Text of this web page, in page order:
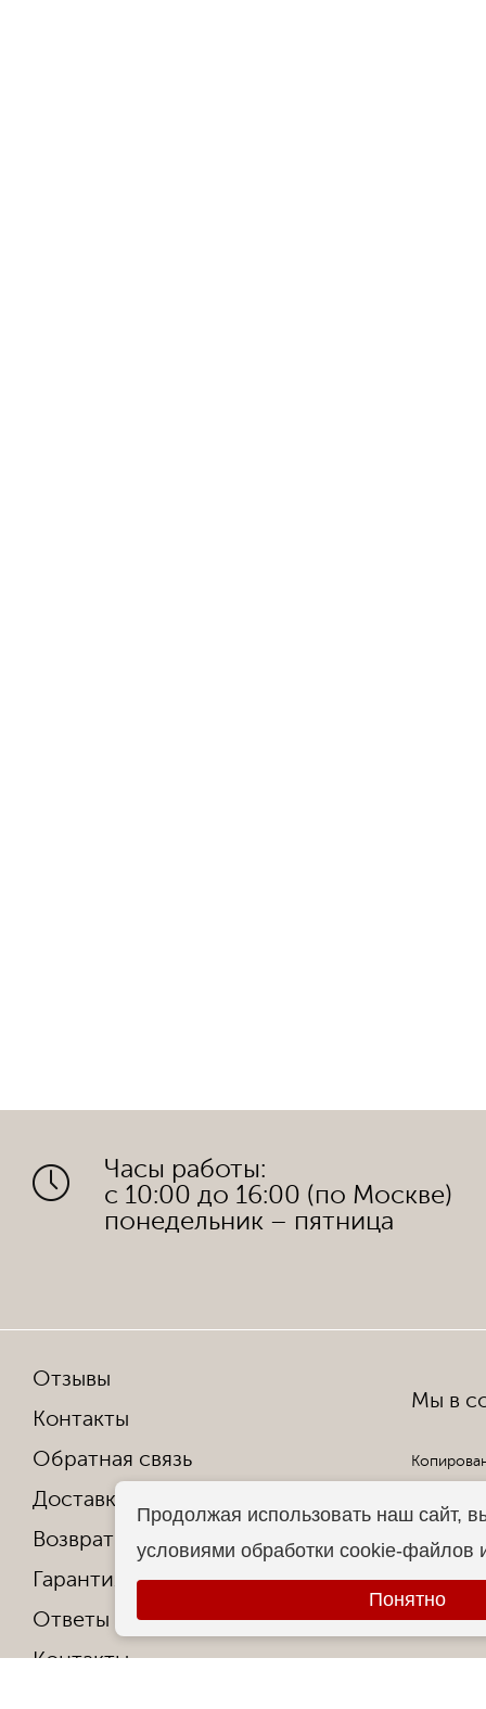
Часы работы:
с 10:00 до 16:00 (по Москве)
понедельник – пятница
Отзывы
Контакты
Обратная связь
Доставка и оплата
Возврат и обмен
Гарантия от производителя
Ответы на частые вопросы
Контакты
Мы в
Продолжая использовать наш сайт,
условиями обработки cookie-файлов
Понятно